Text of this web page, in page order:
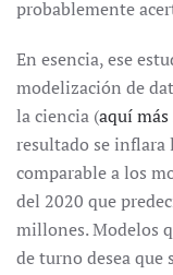
probablemente
En esencia, ese
modelización de
la ciencia (aquí más
resultado se inflara
comparable a los
del 2020 que
millones. Modelos
de turno desea que